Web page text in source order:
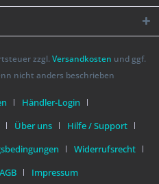
zzgl. Versandkosten und ggf.
nicht anders beschrieben
Händler-Login
Über uns
Hilfe / Support
Widerrufsrecht
AGB Impressum